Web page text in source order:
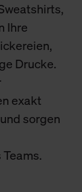
Ihre
Drucke.
exakt
sorgen